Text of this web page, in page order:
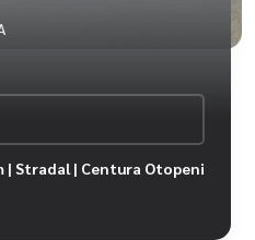
| Stradal | Centura Otopeni